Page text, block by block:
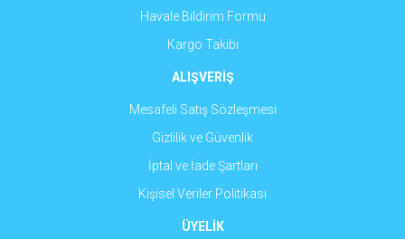
Gönder
Havale Bildirim Formu
Kargo Takibi
ALIŞVERİŞ
Mesafeli Satış Sözleşmesi
Gizlilik ve Güvenlik
İptal ve İade Şartları
Kişisel Veriler Politikası
ÜYELİK